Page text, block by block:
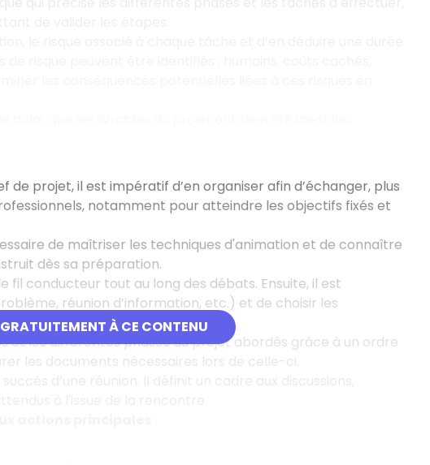
À CE CONTENU
projet, il est impératif d’en organiser afin d’échanger, plus
notamment pour atteindre les objectifs fixés et
de maîtriser les techniques d'animation et de connaître
dès sa préparation.
fil conducteur tout au long des débats. Ensuite, il est
réunion d’information, etc.) et de choisir les
et les différentes phases du projet abordés grâce à un ordre
les documents nécessaires lors de celle-ci.